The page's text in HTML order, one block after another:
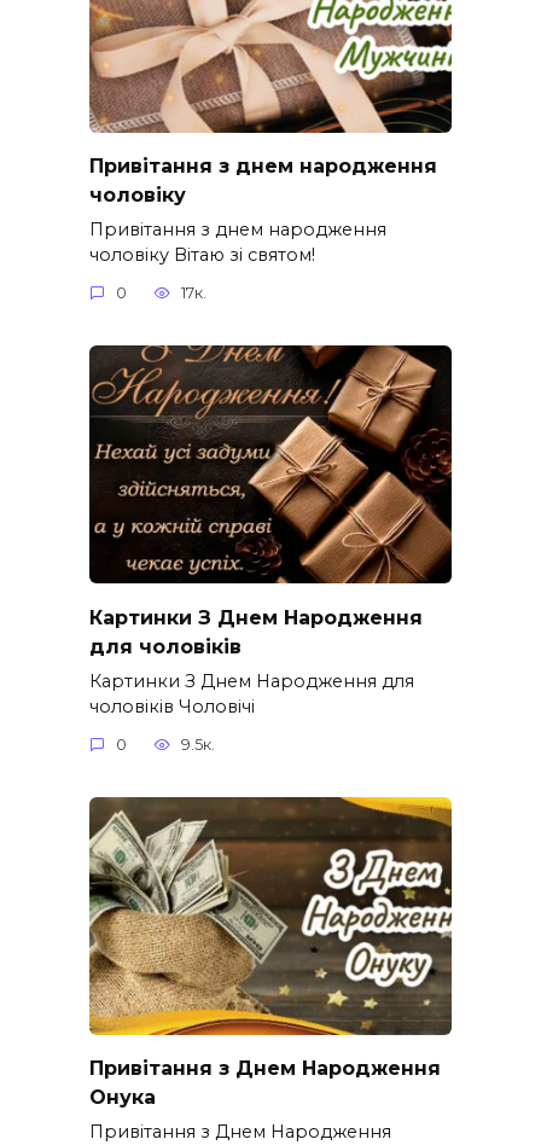
Привітання з днем народження
чоловіку
Привітання з днем народження
чоловіку Вітаю зі святом!
0 17к.
Картинки З Днем Народження
для чоловіків​
Картинки З Днем Народження для
чоловіків​ Чоловічі
0 9.5к.
Привітання з Днем Народження
Онука
Привітання з Днем Народження